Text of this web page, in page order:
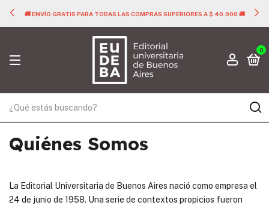
🚚 ENVÍO GRATIS PARA TODAS LAS COMPRAS SUPERIORES A $ 40.000 🚚
0
Quiénes Somos
La Editorial Universitaria de Buenos Aires nació como empresa el
24 de junio de 1958. Una serie de contextos propicios fueron